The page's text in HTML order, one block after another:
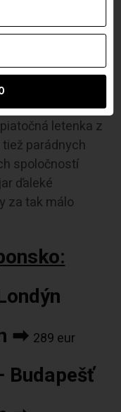
2016
sa vám bude
Tokio, je teraz
letenka z
parádnych
spoločností
ďaleké
za tak málo
➡ 289 eur
Budapešť